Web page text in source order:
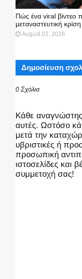
Πώς ένα viral βίντεο
μεταναστευτική
August 03, 2026
Δημοσίευση
0 Σχόλια
Kάθε αναγνώστης
αυτές. Ωστόσο
μετά την
υβριστικές ή
προσωπική
ιστοσελίδες και
συμμετοχή σας!